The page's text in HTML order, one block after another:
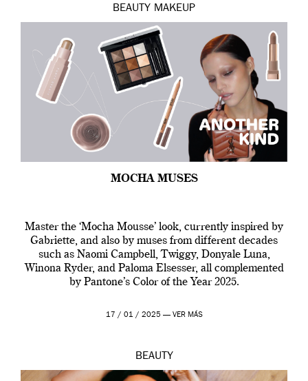
BEAUTY MAKEUP
MOCHA MUSES
Master the ‘Mocha Mousse’ look, currently inspired by
Gabriette, and also by muses from different decades
such as Naomi Campbell, Twiggy, Donyale Luna,
Winona Ryder, and Paloma Elsesser, all complemented
by Pantone’s Color of the Year 2025.
17 / 01 / 2025 — VER MÁS
BEAUTY